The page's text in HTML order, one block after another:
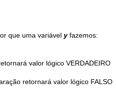
que uma variável yfazemos:
valor lógico VERDADEIRO
retornará valor lógico FALSO